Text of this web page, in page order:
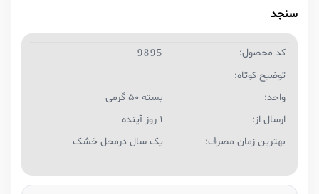
سنجد
کد محصول: 9895
توضیح کوتاه:
واحد:
بسته 50 گرمی
ارسال از:
1 روز آینده
بهترین زمان مصرف:
یک سال درمحل خشک